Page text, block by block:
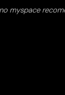
myspace